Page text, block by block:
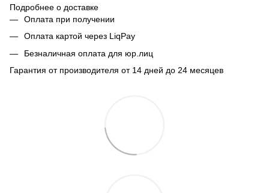
Подробнее о доставке
Оплата при получении
Оплата картой через LiqPay
Безналичная оплата для юр.лиц
Гарантия от производителя от 14 дней до 24 месяцев